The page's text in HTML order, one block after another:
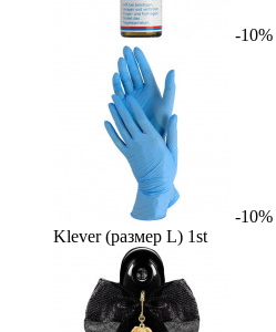
-10%
-10%
Klever (размер L) 1st